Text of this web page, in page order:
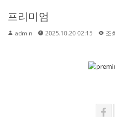
프리미엄
admin 2025.10.20 02:15 조